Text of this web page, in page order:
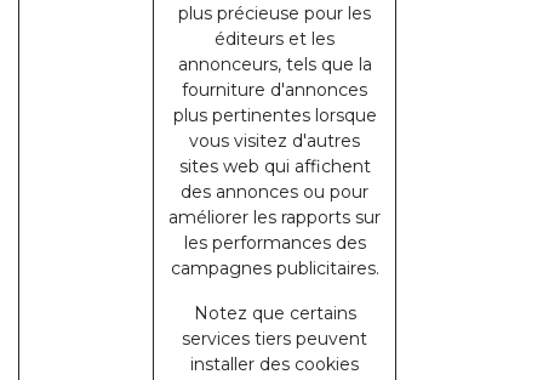
plus précieuse pour les
éditeurs et les
annonceurs, tels que la
fourniture d'annonces
plus pertinentes lorsque
vous visitez d'autres
sites web qui affichent
des annonces ou pour
améliorer les rapports sur
les performances des
campagnes publicitaires.
Notez que certains
services tiers peuvent
installer des cookies